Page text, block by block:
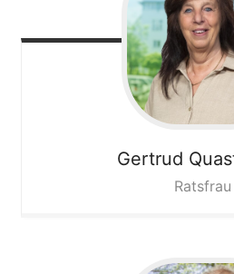
Gertrud
Ratsfrau